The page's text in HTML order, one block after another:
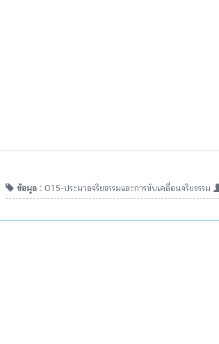
ข้อมูล : O15-ประมวลจริยธรรมและการขับเคลื่อนจริยธรรม